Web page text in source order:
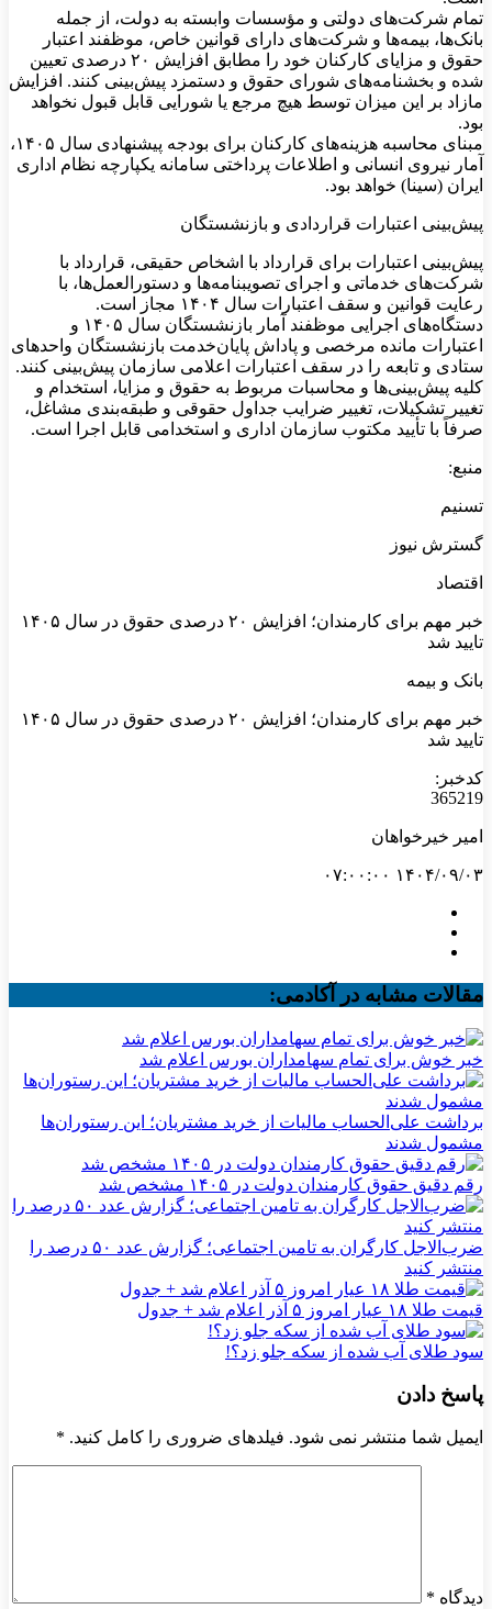
تمام شرکت‌های دولتی و مؤسسات وابسته به دولت، از جمله
بانک‌ها، بیمه‌ها و شرکت‌های دارای قوانین خاص، موظفند اعتبار
حقوق و مزایای کارکنان خود را مطابق افزایش ۲۰ درصدی تعیین
شده و بخشنامه‌های شورای حقوق و دستمزد پیش‌بینی کنند. افزایش
مازاد بر این میزان توسط هیچ مرجع یا شورایی قابل قبول نخواهد
بود.
مبنای محاسبه هزینه‌های کارکنان برای بودجه پیشنهادی سال ۱۴۰۵،
آمار نیروی انسانی و اطلاعات پرداختی سامانه یکپارچه نظام اداری
ایران (سینا) خواهد بود.
پیش‌بینی اعتبارات قراردادی و بازنشستگان
پیش‌بینی اعتبارات برای قرارداد با اشخاص حقیقی، قرارداد با
شرکت‌های خدماتی و اجرای تصویبنامه‌ها و دستورالعمل‌ها، با
رعایت قوانین و سقف اعتبارات سال ۱۴۰۴ مجاز است.
دستگاه‌های اجرایی موظفند آمار بازنشستگان سال ۱۴۰۵ و
اعتبارات مانده مرخصی و پاداش پایان‌خدمت بازنشستگان واحدهای
ستادی و تابعه را در سقف اعتبارات اعلامی سازمان پیش‌بینی کنند.
کلیه پیش‌بینی‌ها و محاسبات مربوط به حقوق و مزایا، استخدام و
تغییر تشکیلات، تغییر ضرایب جداول حقوقی و طبقه‌بندی مشاغل،
صرفاً با تأیید مکتوب سازمان اداری و استخدامی قابل اجرا است.
منبع:
تسنیم
گسترش نیوز
اقتصاد
خبر مهم برای کارمندان؛ افزایش ۲۰ درصدی حقوق در سال ۱۴۰۵
تایید شد
بانک و بیمه
خبر مهم برای کارمندان؛ افزایش ۲۰ درصدی حقوق در سال ۱۴۰۵
تایید شد
کدخبر:
365219
امیر خیرخواهان
۱۴۰۴/۰۹/۰۳ ۰۷:۰۰:۰۰
مقالات مشابه در آکادمی:
خبر خوش برای تمام سهامداران بورس اعلام شد
برداشت علی‌الحساب مالیات از خرید مشتریان؛ این رستوران‌ها
مشمول شدند
رقم دقیق حقوق کارمندان دولت در ۱۴۰۵ مشخص شد
ضرب‌الاجل کارگران به تامین اجتماعی؛ گزارش عدد ۵۰ درصد را
منتشر کنید
قیمت طلا ۱۸ عیار امروز ۵ آذر اعلام شد + جدول
سود طلای آب شده از سکه جلو زد؟!
پاسخ دادن
ایمیل شما منتشر نمی شود. فیلدهای ضروری را کامل کنید. *
دیدگاه *